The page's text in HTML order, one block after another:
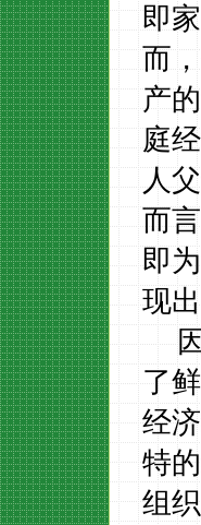
即
而
产
庭
人
而
即
现
了
经
特
组